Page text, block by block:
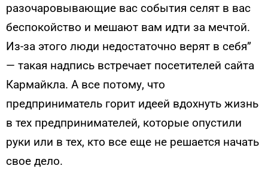
разочаровывающие вас события селят в вас
беспокойство и мешают вам идти за мечтой.
Из-за этого люди недостаточно верят в себя”
— такая надпись встречает посетителей сайта
Кармайкла. А все потому, что
предприниматель горит идеей вдохнуть жизнь
в тех предпринимателей, которые опустили
руки или в тех, кто все еще не решается начать
свое дело.